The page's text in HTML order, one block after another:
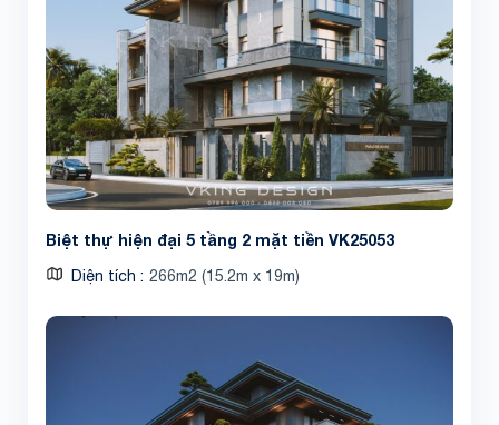
Biệt thự hiện đại 5 tầng 2 mặt tiền VK25053
Diện tích 266m2 (15.2m x 19m)